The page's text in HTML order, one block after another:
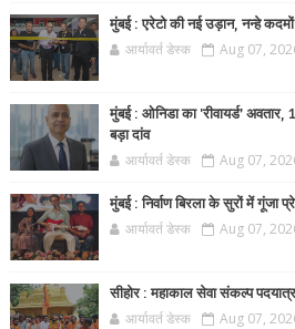
मुंबई : एरेटो की नई उड़ान, नन्हे
आर्यावर्त डेस्क Aug 07,
मुंबई : ओनिडा का 'रीवायर्ड’
बड़ा दांव
आर्यावर्त डेस्क Aug 07,
मुंबई : निर्वाण बिरला के सुरों में गूंजा
आर्यावर्त डेस्क Aug 07,
सीहोर : महाकाल सेवा संकल्प
आर्यावर्त डेस्क Aug 07,